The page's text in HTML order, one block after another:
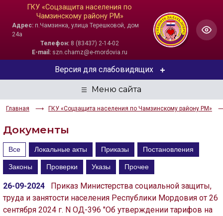
ГКУ «Соцзащита населения по
Чамзинскому району РМ»
Адрес: п.Чамзинка, улица Терешковой, дом
24а
Телефон: 8 (83437) 2-14-02
E-mail: szn.chamz@e-mordovia.ru
Главная ГКУ «Соцзащита населения по Чамзинскому району РМ»
Версия для слабовидящих
ЦВЕТОВАЯ СХЕМА
Aa Aa Aa
Aa Aa Aa
Скрыть Ч/б
Документы
Все Локальные акты Приказы Постановления
Законы Проверки Указы Прочее
26-09-2024
Приказ Министерства социальной защиты,
труда и занятости населения Республики Мордовия от 26
сентября 2024 г. N ОД-396 "Об утверждении тарифов на